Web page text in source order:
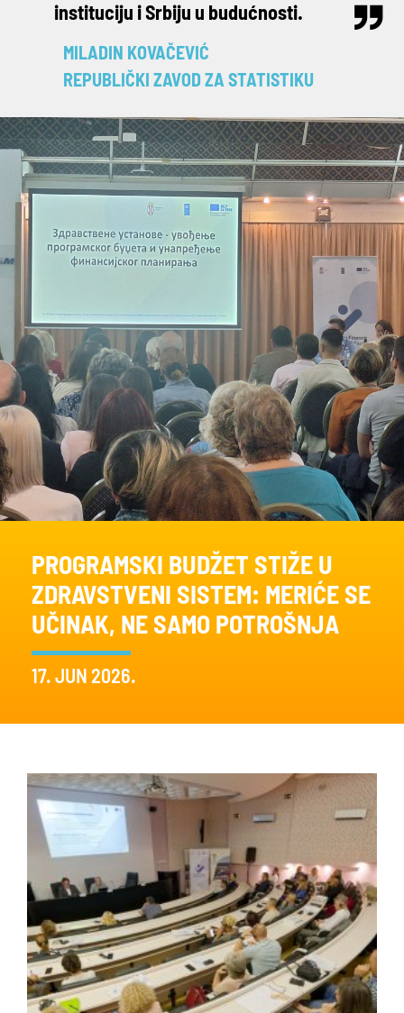
instituciju i Srbiju u budućnosti.
MILADIN KOVAČEVIĆ
REPUBLIČKI ZAVOD ZA STATISTIKU
PROGRAMSKI BUDŽET STIŽE U
ZDRAVSTVENI SISTEM: MERIĆE SE
UČINAK, NE SAMO POTROŠNJA
17. JUN 2026.